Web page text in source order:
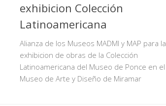
exhibicion Colección
Latinoamericana
Alianza de los Museos MADMI y MAP para la
exhibicion de obras de la Colección
Latinoamericana del Museo de Ponce en el
Museo de Arte y Diseño de Miramar